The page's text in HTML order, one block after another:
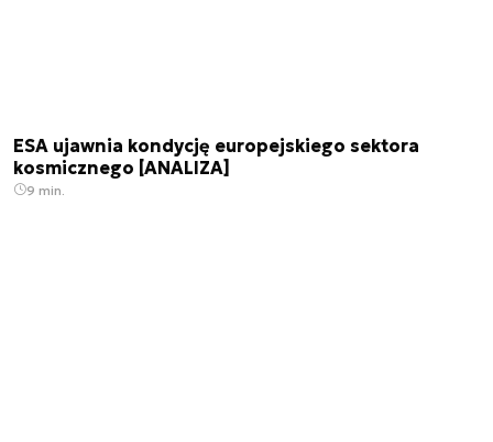
ESA ujawnia kondycję europejskiego sektora
kosmicznego [ANALIZA]
9 min.